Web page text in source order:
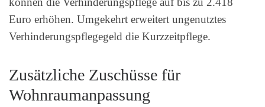
Euro erhöhen. Umgekehrt erweitert ungenutztes
Verhinderungspflegegeld die Kurzzeitpflege.
Zusätzliche Zuschüsse für
Wohnraumanpassung